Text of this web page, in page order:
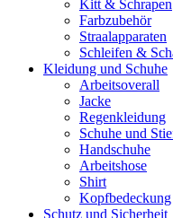
Kitt & Schrapen
Farbzubehör
Straalapparaten
Schleifen &
Kleidung und Schuhe
Arbeitsoverall
Jacke
Regenkleidung
Schuhe und
Handschuhe
Arbeitshose
Shirt
Kopfbedeckung
Schutz und Sicherheit